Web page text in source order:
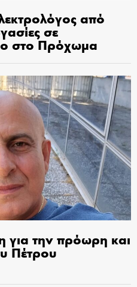
από
σε
στο Πρόχωμα
για την πρόωρη και
Πέτρου